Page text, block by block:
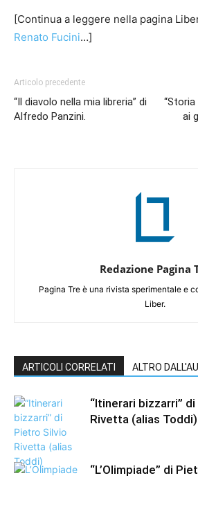
[Continua a leggere nella pagina
Renato Fucini…]
Articolo precedente
“Il diavolo nella mia libreria” di
Alfredo Panzini.
ai
Redazione Pagina
Pagina Tre è una rivista sperimentale e
Liber.
ARTICOLI CORRELATI ALTRO
“Itinerari bizzarri”
Rivetta (alias Toddi)
“L’Olimpiade” di